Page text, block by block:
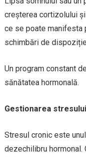
creșterea cortizolului
ce se poate manifesta
schimbări de
Un program constant
sănătatea hormonală.
Gestionarea stresului
Stresul cronic este
dezechilibru hormonal.